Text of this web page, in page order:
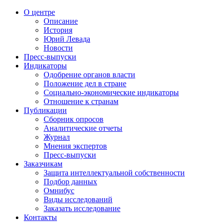
О центре
Описание
История
Юрий Левада
Новости
Пресс-выпуски
Индикаторы
Одобрение органов власти
Положение дел в стране
Социально-экономические индикаторы
Отношение к странам
Публикации
Сборник опросов
Аналитические отчеты
Журнал
Мнения экспертов
Пресс-выпуски
Заказчикам
Защита интеллектуальной собственности
Подбор данных
Омнибус
Виды исследований
Заказать исследование
Контакты